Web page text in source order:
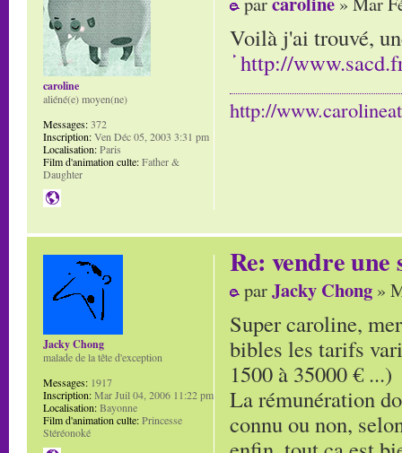
Voilà j'ai trouvé,
http://
http://
caroline
aliéné(e) moyen(ne)
Messages:372
Inscription:Ven Déc 05, 2003 3:31 pm
Localisation:Paris
Film d'animation culte:Father &
Daughter
Re: vendre une
parJacky Chong »
Super caroline,
bibles les tarifs
1500 à 35000 € ...)
La rémunération
connu ou non,
Jacky Chong
malade de la tête d'exception
Messages: 1917
Inscription:Mar Juil 04, 2006 11:22 pm
Localisation:Bayonne
Film d'animation culte:Princesse
Stéréonoké